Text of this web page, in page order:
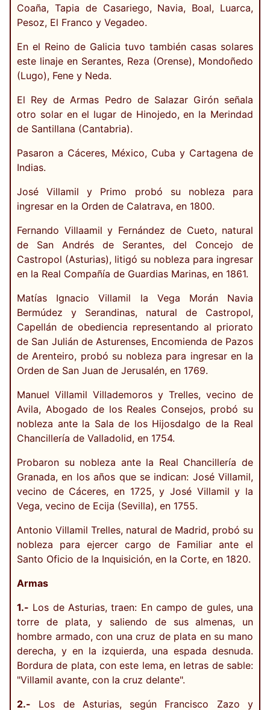
Coaña, Tapia de Casariego, Navia, Boal, Luarca,
Pesoz, El Franco y Vegadeo.
En el Reino de Galicia tuvo también casas solares
este linaje en Serantes, Reza (Orense), Mondoñedo
(Lugo), Fene y Neda.
El Rey de Armas Pedro de Salazar Girón señala
otro solar en el lugar de Hinojedo, en la Merindad
de Santillana (Cantabria).
Pasaron a Cáceres, México, Cuba y Cartagena de
Indias.
José Villamil y Primo probó su nobleza para
ingresar en la Orden de Calatrava, en 1800.
Fernando Villaamil y Fernández de Cueto, natural
de San Andrés de Serantes, del Concejo de
Castropol (Asturias), litigó su nobleza para ingresar
en la Real Compañía de Guardias Marinas, en 1861.
Matías Ignacio Villamil la Vega Morán Navia
Bermúdez y Serandinas, natural de Castropol,
Capellán de obediencia representando al priorato
de San Julián de Asturenses, Encomienda de Pazos
de Arenteiro, probó su nobleza para ingresar en la
Orden de San Juan de Jerusalén, en 1769.
Manuel Villamil Villademoros y Trelles, vecino de
Avila, Abogado de los Reales Consejos, probó su
nobleza ante la Sala de los Hijosdalgo de la Real
Chancillería de Valladolid, en 1754.
Probaron su nobleza ante la Real Chancillería de
Granada, en los años que se indican: José Villamil,
vecino de Cáceres, en 1725, y José Villamil y la
Vega, vecino de Ecija (Sevilla), en 1755.
Antonio Villamil Trelles, natural de Madrid, probó su
nobleza para ejercer cargo de Familiar ante el
Santo Oficio de la Inquisición, en la Corte, en 1820.
Armas
1.- Los de Asturias, traen: En campo de gules, una
torre de plata, y saliendo de sus almenas, un
hombre armado, con una cruz de plata en su mano
derecha, y en la izquierda, una espada desnuda.
Bordura de plata, con este lema, en letras de sable:
"Villamil avante, con la cruz delante".
2.- Los de Asturias, según Francisco Zazo y